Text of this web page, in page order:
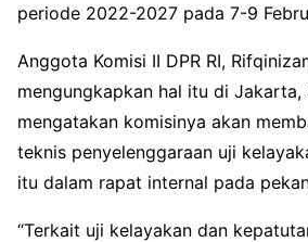
periode 2022-2027 pada 7-9
Anggota Komisi II DPR RI,
mengungkapkan hal itu di Jakarta,
mengatakan komisinya akan
teknis penyelenggaraan uji
itu dalam rapat internal pada
“Terkait uji kelayakan dan